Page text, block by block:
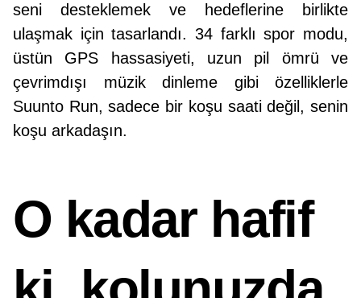
seni desteklemek ve hedeflerine birlikte
ulaşmak için tasarlandı. 34 farklı spor modu,
üstün GPS hassasiyeti, uzun pil ömrü ve
çevrimdışı müzik dinleme gibi özelliklerle
Suunto Run, sadece bir koşu saati değil, senin
koşu arkadaşın.
O kadar hafif